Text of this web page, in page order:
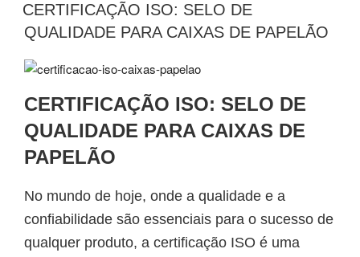
CERTIFICAÇÃO ISO: SELO DE
QUALIDADE PARA CAIXAS DE PAPELÃO
CERTIFICAÇÃO ISO: SELO DE
QUALIDADE PARA CAIXAS DE
PAPELÃO
No mundo de hoje, onde a qualidade e a
confiabilidade são essenciais para o sucesso de
qualquer produto, a certificação ISO é uma